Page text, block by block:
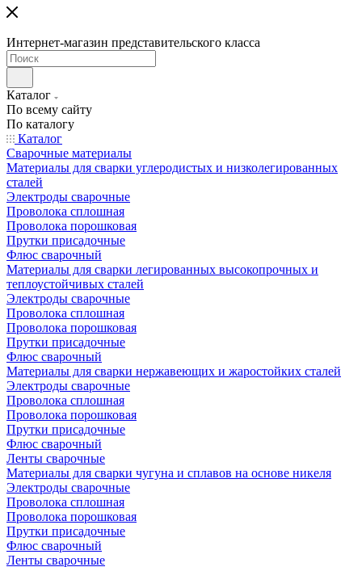
Интернет-магазин представительского класса
Каталог
По всему сайту
По каталогу
Каталог
Сварочные материалы
Материалы для сварки углеродистых и низколегированных
сталей
Электроды сварочные
Проволока сплошная
Проволока порошковая
Прутки присадочные
Флюс сварочный
Материалы для сварки легированных высокопрочных и
теплоустойчивых сталей
Электроды сварочные
Проволока сплошная
Проволока порошковая
Прутки присадочные
Флюс сварочный
Материалы для сварки нержавеющих и жаростойких сталей
Электроды сварочные
Проволока сплошная
Проволока порошковая
Прутки присадочные
Флюс сварочный
Ленты сварочные
Материалы для сварки чугуна и сплавов на основе никеля
Электроды сварочные
Проволока сплошная
Проволока порошковая
Прутки присадочные
Флюс сварочный
Ленты сварочные